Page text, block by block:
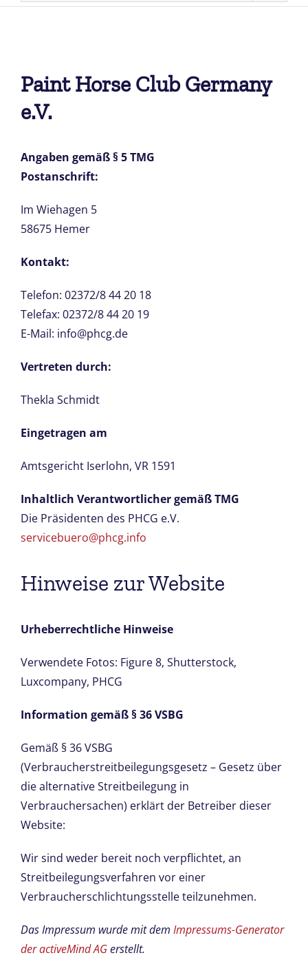
Paint Horse Club Germany
e.V.
Angaben gemäß § 5 TMG
Postanschrift:
Im Wiehagen 5
58675 Hemer
Kontakt:
Telefon: 02372/8 44 20 18
Telefax: 02372/8 44 20 19
E-Mail: info@phcg.de
Vertreten durch:
Thekla Schmidt
Eingetragen am
Amtsgericht Iserlohn, VR 1591
Inhaltlich Verantwortlicher gemäß TMG
Die Präsidenten des PHCG e.V.
servicebuero@phcg.info
Hinweise zur Website
Urheberrechtliche Hinweise
Verwendete Fotos: Figure 8, Shutterstock,
Luxcompany, PHCG
Information gemäß § 36 VSBG
Gemäß § 36 VSBG
(Verbraucherstreitbeilegungsgesetz – Gesetz über
die alternative Streitbeilegung in
Verbrauchersachen) erklärt der Betreiber dieser
Website:
Wir sind weder bereit noch verpflichtet, an
Streitbeilegungsverfahren vor einer
Verbraucherschlichtungsstelle teilzunehmen.
Das Impressum wurde mit dem Impressums-Generator
der activeMind AGerstellt.